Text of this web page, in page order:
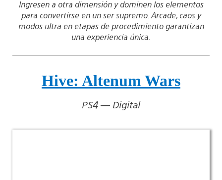
Ingresen a otra dimensión y dominen los elementos
para convertirse en un ser supremo. Arcade, caos y
modos ultra en etapas de procedimiento garantizan
una experiencia única.
Hive: Altenum Wars
PS4 — Digital